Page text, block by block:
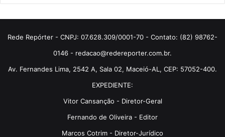
Rede Repórter - CNPJ: 07.628.309/0001-70 - Contato: (82) 98762-
0146 - redacao@redereporter.com.br.
Av. Fernandes Lima, 2542 A, Sala 02, Maceió-AL, CEP: 57052-400.
EXPEDIENTE:
Vitor Cansanção - Diretor-Geral
Fernando de Oliveira - Editor
Marcos Cotrim - Diretor-Jurídico